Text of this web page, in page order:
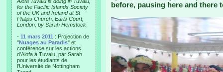
for the Pacific Islands Society
of the UK and Ireland at St
Philips Church, Earls Court,
London, by Sarah Hemstock
- 11 mars 2011 : Projection de
"Nuages au Paradis" et
conférence sur les actions
d'Alofa à Tuvalu, par Sarah
pour les étudiants de
l'Université de Nottingham
before, pausing here and there